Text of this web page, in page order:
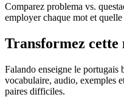
Comparez problema vs.
employer chaque mot et
Transformez cette
Falando enseigne le portugais
vocabulaire, audio, exemples
paires difficiles.